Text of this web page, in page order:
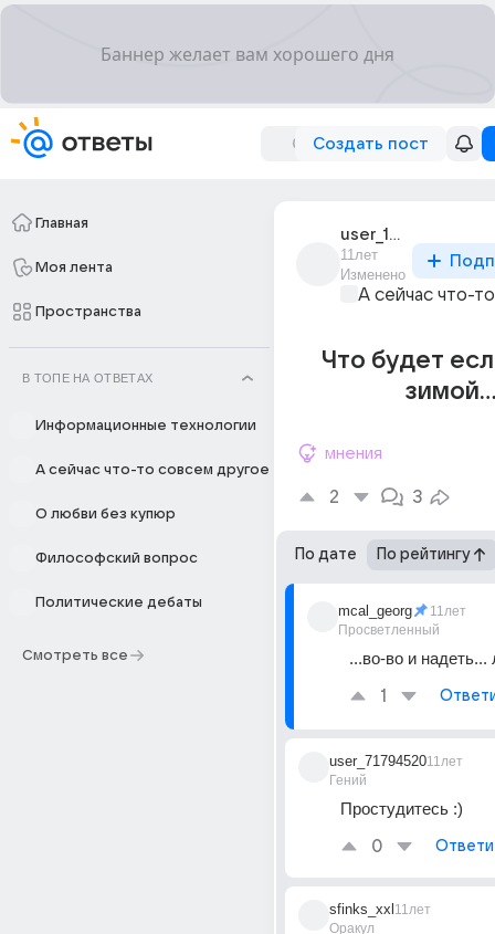
Создать пост
Главная
Моя лента
Пространства
В ТОПЕ НА ОТВЕТАХ
Информационные технологии
А сейчас что-то совсем другое
О любви без купюр
Философский вопрос
Политические дебаты
Смотреть все
user_187145551
11лет
Изменено
А сейчас что-
Что будет
мнения
2 3
По дате По рейтингу
mcal_georg
Просветленный
11лет
...во-во и надеть...
1
user_71794520
Гений
11лет
Простудитесь :)
0
sfinks_xxl
Оракул
11лет